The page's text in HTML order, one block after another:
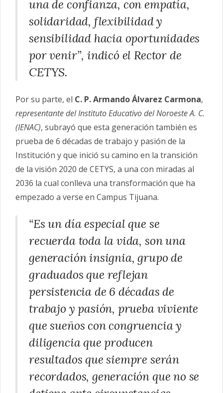
una de confianza, con empatía,
solidaridad, flexibilidad y
sensibilidad hacia oportunidades
por venir”, indicó el Rector de
CETYS.
Por su parte, el C. P. Armando Álvarez Carmona,
representante del Instituto Educativo del Noroeste A. C.
(IENAC), subrayó que esta generación también es
prueba de 6 décadas de trabajo y pasión de la
Institución y que inició su camino en la transición
de la visión 2020 de CETYS, a una con miradas al
2036 la cual conlleva una transformación que ha
empezado a verse en Campus Tijuana.
“Es un día especial que se
recuerda toda la vida, son una
generación insignia, grupo de
graduados que reflejan
persistencia de 6 décadas de
trabajo y pasión, prueba viviente
que sueños con congruencia y
diligencia que producen
resultados que siempre serán
recordados, generación que no se